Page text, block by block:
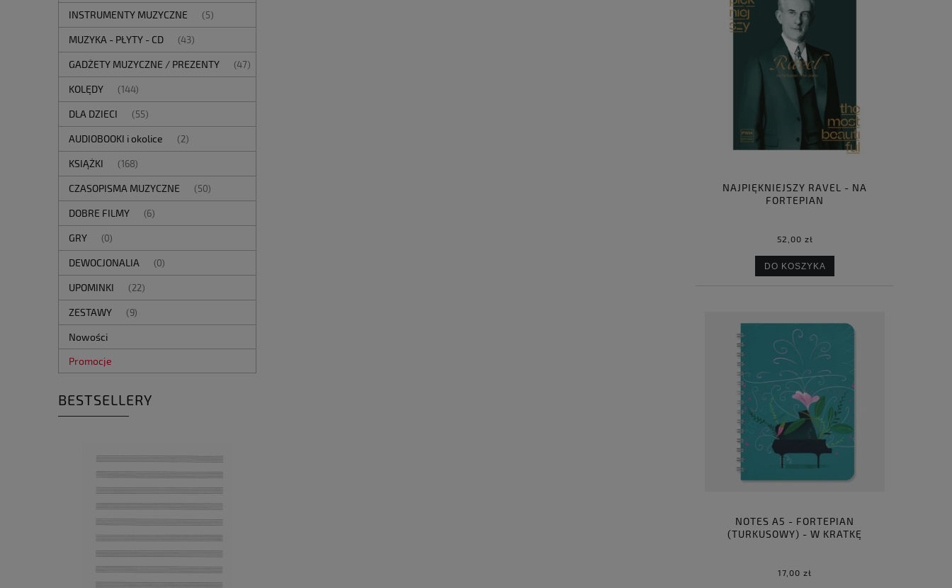
INSTRUMENTY MUZYCZNE (5)
MUZYKA - PŁYTY - CD (43)
GADŻETY MUZYCZNE / PREZENTY (47)
KOLĘDY (144)
DLA DZIECI (55)
AUDIOBOOKI i okolice (2)
KSIĄŻKI (168)
CZASOPISMA MUZYCZNE (50)
DOBRE FILMY (6)
GRY (0)
DEWOCJONALIA (0)
UPOMINKI (22)
ZESTAWY (9)
Nowości
Promocje
BESTSELLERY
NAJPIĘKNIEJSZY RAVEL - NA
FORTEPIAN
52,00 zł
DO KOSZYKA
NOTES A5 - FORTEPIAN
(TURKUSOWY) - W KRATKĘ
17,00 zł